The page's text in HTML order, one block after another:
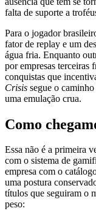
falta de suporte a
Para o jogador
fator de replay e um
água fria. Enquanto
por empresas terceiras
conquistas que
Crisis segue o
uma emulação crua.
Como
Essa não é a primeira
com o sistema de
empresa com o
uma postura
títulos que seguiram o
peso: